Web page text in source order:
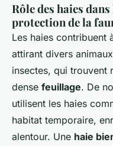
Rôle des haies
protection de la
Les haies contribuent
attirant divers
insectes, qui trouvent
dense feuillage. De
utilisent les haies
habitat temporaire,
alentour. Une haie